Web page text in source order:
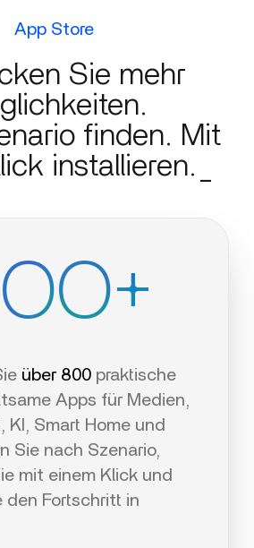
App Store
Sie mehr
finden. Mit
installieren._
über 800 praktische
Apps für Medien,
KI, Smart Home und
Sie nach Szenario,
mit einem Klick und
den Fortschritt in